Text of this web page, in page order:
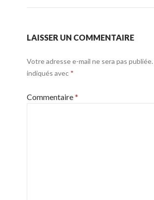
LAISSER UN COMMENTAIRE
Votre adresse e-mail ne sera pas publiée.
indiqués avec *
Commentaire*